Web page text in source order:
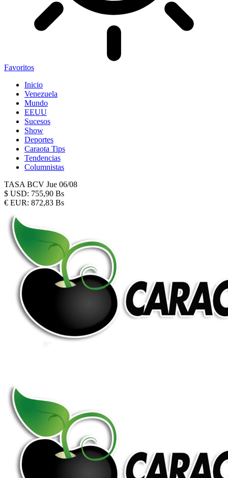
Favoritos
Inicio
Venezuela
Mundo
EEUU
Sucesos
Show
Deportes
Caraota Tips
Tendencias
Columnistas
TASA BCV Jue 06/08
$ USD: 755,90 Bs
€ EUR: 872,83 Bs